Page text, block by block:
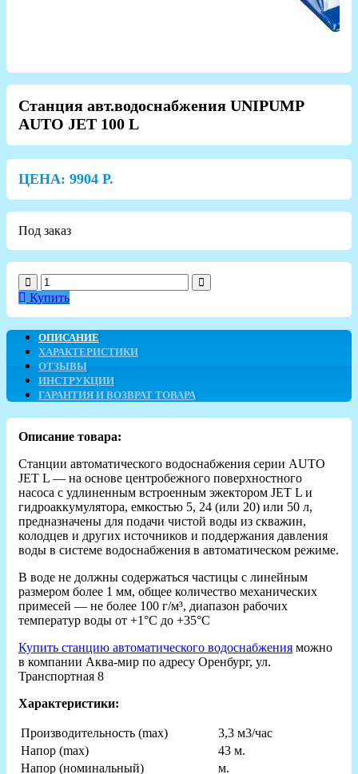
Станция авт.водоснабжения UNIPUMP
AUTO JET 100 L
ЦЕНА: 9904 Р.
Под заказ
Купить
ОПИСАНИЕ
ХАРАКТЕРИСТИКИ
ОТЗЫВЫ
ИНСТРУКЦИИ
ГАРАНТИЯ И ВОЗВРАТ ТОВАРА
Описание товара:
Станции автоматического водоснабжения серии AUTO
JET L — на основе центробежного поверхностного
насоса c удлиненным встроенным эжектором JET L и
гидроаккумулятора, емкостью 5, 24 (или 20) или 50 л,
предназначены для подачи чистой воды из скважин,
колодцев и других источников и поддержания давления
воды в системе водоснабжения в автоматическом режиме.
В воде не должны содержаться частицы с линейным
размером более 1 мм, общее количество механических
примесей — не более 100 г/м³, диапазон рабочих
температур воды от +1°С до +35°С
Купить станцию автоматического водоснабжения можно
в компании Аква-мир по адресу Оренбург, ул.
Транспортная 8
Характеристики:
Производительность (max)
3,3 м3/час
Напор (max)
43 м.
Напор (номинальный)
м.